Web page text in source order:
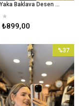
Madonna Yaka Baklava Desen Trıko Kazak Gri Sarı
★
₺899,00
%37
İndirim